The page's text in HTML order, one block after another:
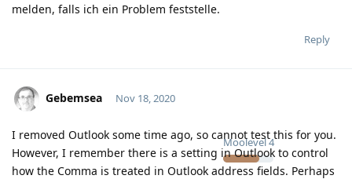
melden, falls ich ein Problem feststelle.
Reply
Gebemsea
Moolevel4
Nov 18, 2020
I removed Outlook some time ago, so cannot test this for you.
However, I remember there is a setting in Outlook to control
how the Comma is treated in Outlook address fields. Perhaps